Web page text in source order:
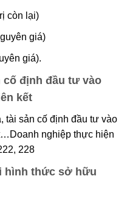
còn lại)
giá)
giá).
cố định đầu tư vào
kết
tài sản cố định đầu tư vào
nghiệp thực hiện
228
hình thức sở hữu